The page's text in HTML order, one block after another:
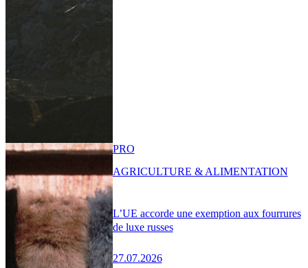
L’UE accorde une exemption aux fourrures
de luxe russes
27.07.2026
PRO
AGRICULTURE & ALIMENTATION